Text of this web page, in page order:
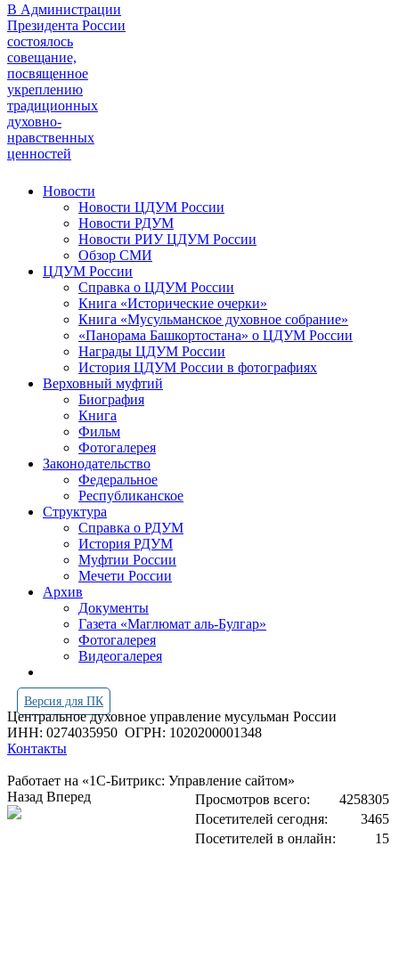
В Администрации
Президента России
состоялось
совещание,
посвященное
укреплению
традиционных
духовно-
нравственных
ценностей
Новости
Новости ЦДУМ России
Новости РДУМ
Новости РИУ ЦДУМ России
Обзор СМИ
ЦДУМ России
Справка о ЦДУМ России
Книга «Исторические очерки»
Книга «Мусульманское духовное собрание»
«Панорама Башкортостана» о ЦДУМ России
Награды ЦДУМ России
История ЦДУМ России в фотографиях
Верховный муфтий
Биография
Книга
Фильм
Фотогалерея
Законодательство
Федеральное
Республиканское
Структура
Справка о РДУМ
История РДУМ
Муфтии России
Мечети России
Архив
Документы
Газета «Маглюмат аль-Булгар»
Фотогалерея
Видеогалерея
Версия для ПК
Центральное духовное управление мусульман России
ИНН: 0274035950 ОГРН: 1020200001348
Контакты
Работает на «1С-Битрикс: Управление сайтом»
Просмотров всего:
4258305
Посетителей сегодня:
3465
Посетителей в онлайн:
15
Назад Вперед